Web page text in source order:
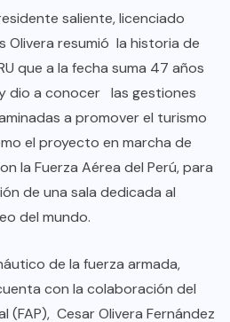
saliente, licenciado
Olivera resumió la historia de
que a la fecha suma 47 años
dio a conocer las gestiones
a promover el turismo
el proyecto en marcha de
la Fuerza Aérea del Perú, para
de una sala dedicada al
del mundo.
de la fuerza armada,
con la colaboración del
(FAP), Cesar Olivera Fernández